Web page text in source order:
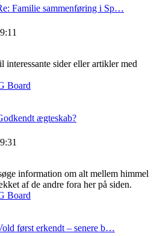
Familie sammenføring i Sp…
interessante sider eller artikler med
Board
ægteskab?
information om alt mellem himmel
af de andre fora her på siden.
Board
først erkendt – senere b…